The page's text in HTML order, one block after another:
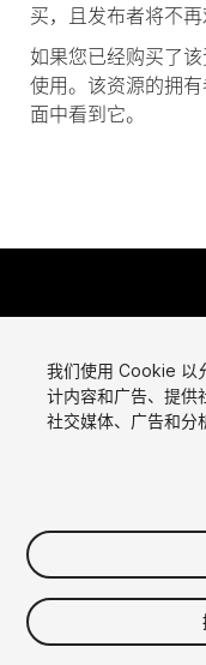
买，且发布者将不再
如果您已经购买了
使用。该资源的拥有
面中看到它。
语言
日本語
我们使用 Cookie 以
计内容和广告、提供
社交媒体、广告和分